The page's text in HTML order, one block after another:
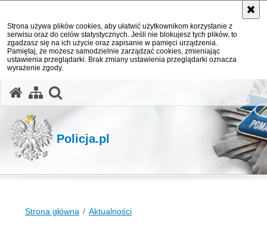
Strona używa plików cookies, aby ułatwić użytkownikom korzystanie z
serwisu oraz do celów statystycznych. Jeśli nie blokujesz tych plików, to
zgadzasz się na ich użycie oraz zapisanie w pamięci urządzenia.
Pamiętaj, że możesz samodzielnie zarządzać cookies, zmieniając
ustawienia przeglądarki. Brak zmiany ustawienia przeglądarki oznacza
wyrażenie zgody.
Policja.pl
Strona główna Aktualności